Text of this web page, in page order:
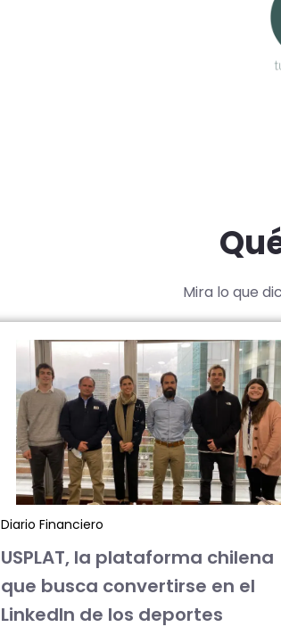
Mira lo que
Diario Financiero
USPLAT, la plataforma chilena
que busca convertirse en el
LinkedIn de los deportes